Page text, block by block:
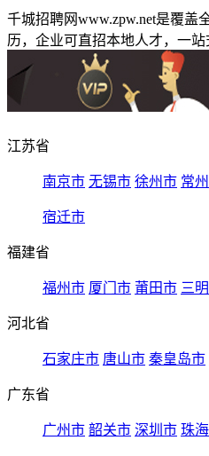
千城招聘网www.zpw.net是覆
历，企业可直招本地人才，一
江苏省
南京市 无锡市 徐州市 常
宿迁市
福建省
福州市 厦门市 莆田市 三
河北省
石家庄市 唐山市 秦皇岛市
广东省
广州市 韶关市 深圳市 珠